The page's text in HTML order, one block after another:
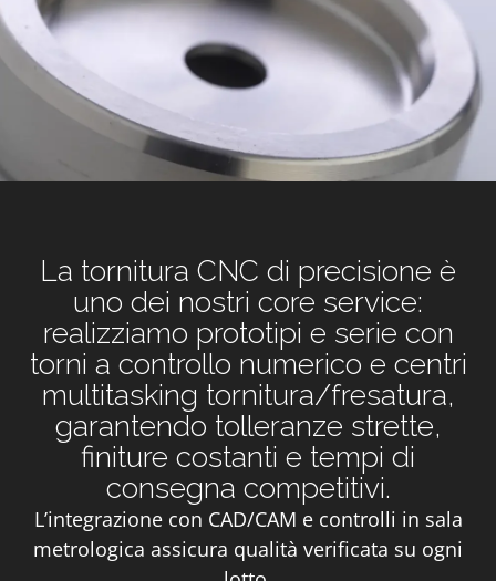
La tornitura CNC di precisione è
uno dei nostri core service:
realizziamo prototipi e serie con
torni a controllo numerico e centri
multitasking tornitura/fresatura,
garantendo tolleranze strette,
finiture costanti e tempi di
consegna competitivi.
L’integrazione con CAD/CAM e controlli in sala
metrologica assicura qualità verificata su ogni